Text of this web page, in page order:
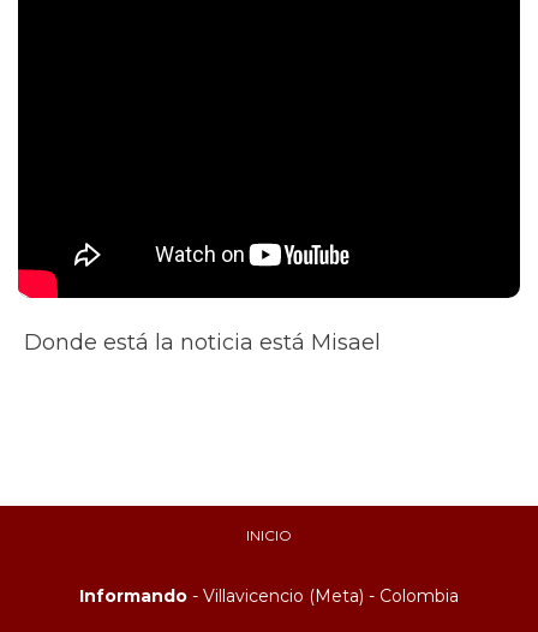
Donde está la noticia está Misael
INICIO
Informando - Villavicencio (Meta) - Colombia